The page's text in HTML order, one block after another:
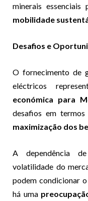
minerais essenciais
mobilidade
Desafios e
O fornecimento de
eléctricos
económica para
desafios em
maximização dos
A dependência
volatilidade do
podem condicionar
há uma